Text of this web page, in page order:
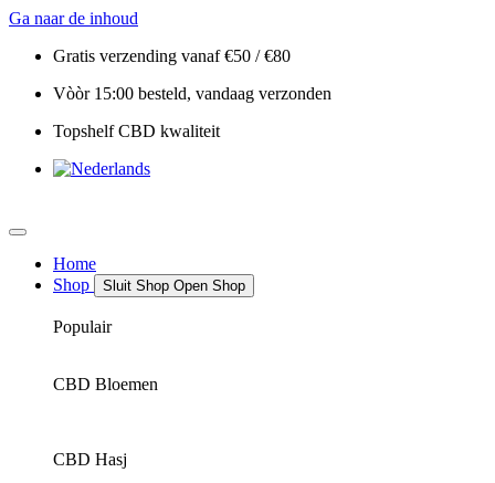
Ga naar de inhoud
Gratis verzending vanaf €50 / €80
Vòòr 15:00 besteld, vandaag verzonden
Topshelf CBD kwaliteit
Home
Shop
Sluit Shop Open Shop
Populair
CBD Bloemen
CBD Hasj